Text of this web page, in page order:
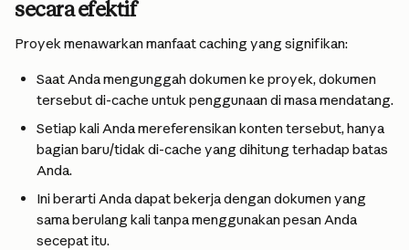
secara efektif
Proyek menawarkan manfaat caching yang signifikan:
Saat Anda mengunggah dokumen ke proyek, dokumen
tersebut di-cache untuk penggunaan di masa mendatang.
Setiap kali Anda mereferensikan konten tersebut, hanya
bagian baru/tidak di-cache yang dihitung terhadap batas
Anda.
Ini berarti Anda dapat bekerja dengan dokumen yang
sama berulang kali tanpa menggunakan pesan Anda
secepat itu.